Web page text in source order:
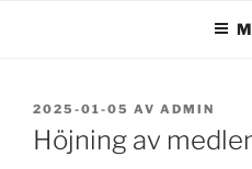
PUBLICERAT
2025-01-05 AV ADMIN
Höjning av